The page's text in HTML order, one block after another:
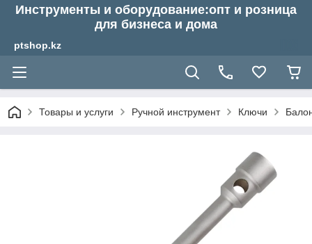
Инструменты и оборудование:опт и розница
для бизнеса и дома
ptshop.kz
Товары и услуги Ручной инструмент Ключи